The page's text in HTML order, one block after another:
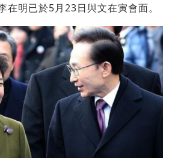
在明已於5月23日與文在寅會面。